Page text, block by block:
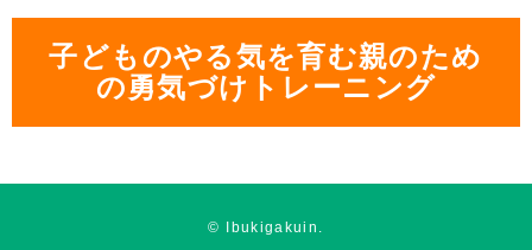
子どものやる気を育む親のため
の勇気づけトレーニング
© Ibukigakuin.